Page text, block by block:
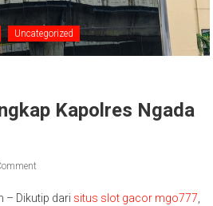
Uncategorized
Kapolres Ngada
Dikutip dari situs slot gacor mgo777